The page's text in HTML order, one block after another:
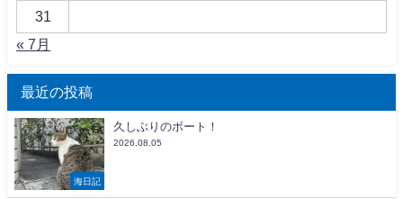
31
« 7月
最近の投稿
海日記
久しぶりのボート！
2026.08.05